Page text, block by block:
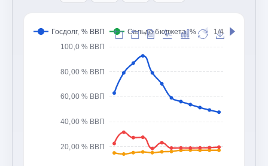
20,00 % ВВП
40,00 % ВВП
60,00 % ВВП
80,00 % ВВП
100,0 % ВВП
Госдолг, % ВВП Сальдо бюджета, % ВВП 1/4